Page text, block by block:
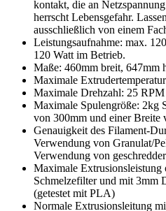
kontakt, die an
herrscht Lebensgefahr.
ausschließlich von einem
Leistungsaufnahme: max.
120 Watt im Betrieb.
Maße: 460mm breit, 647mm
Maximale
Maximale Drehzahl: 25 RPM
Maximale Spulengröße: 2kg
von 300mm und einer Breite
Genauigkeit des Filament-
Verwendung von Granulat/
Verwendung von
Maximale
Schmelzefilter und mit 3mm
(getestet mit PLA)
Normale Extrusionsleitung